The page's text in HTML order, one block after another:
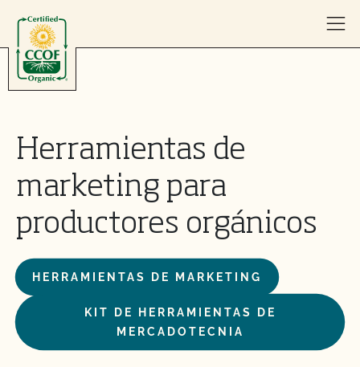
Herramientas de
marketing para
productores orgánicos
HERRAMIENTAS DE MARKETING
KIT DE HERRAMIENTAS DE
MERCADOTECNIA